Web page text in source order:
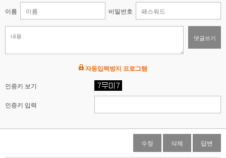
이름 비밀번호
댓글쓰기
자동입력방지 프로그램
인증키 보기
인증키 입력
수정 삭제 답변